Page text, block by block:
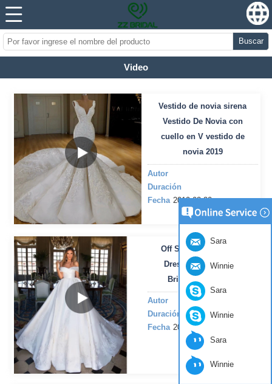
Buscar
Video
Vestido de novia sirena
Vestido De Novia con
cuello en V vestido de
novia 2019
Autor
Duración
Fecha 2019-02-20
Off Shoulder Wedding
Dresses Italian Satin
Bridal Gowns 2019
Autor
Duración
Fecha 2019-02-20
Sara
Winnie
Sara
Winnie
Sara
Winnie